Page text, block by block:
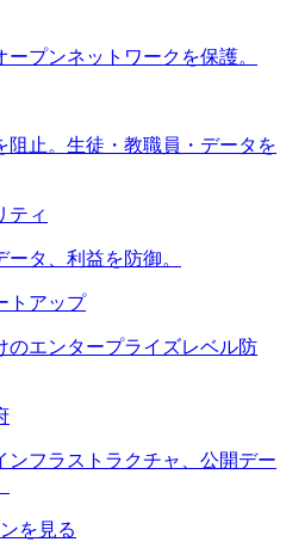
プンネットワークを保護。
阻止。生徒・教職員・データを
ティ
タ、利益を防御。
トアップ
のエンタープライズレベル防
ンフラストラクチャ、公開デー
を見る